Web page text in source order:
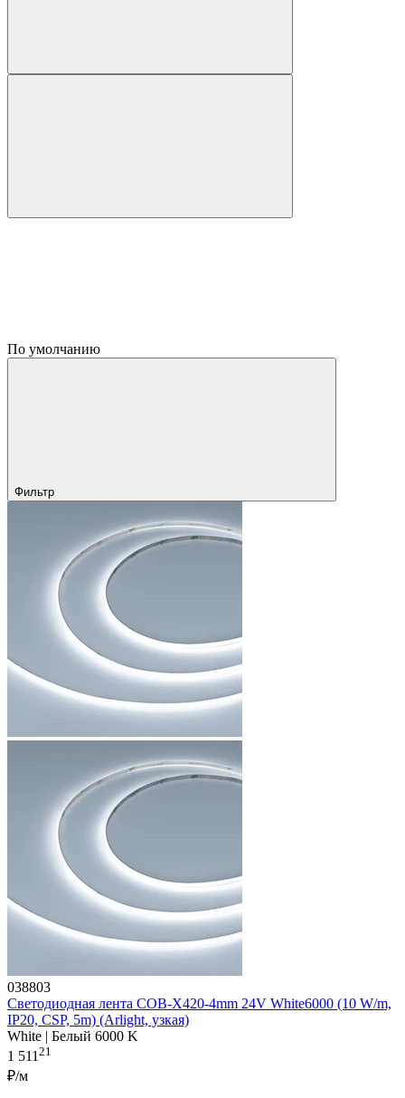
По умолчанию
Фильтр
038803
Светодиодная лента COB-X420-4mm 24V White6000 (10 W/m,
IP20, CSP, 5m) (Arlight, узкая)
White | Белый 6000 K
1 51121
₽/м